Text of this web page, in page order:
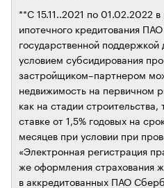
**C 15.11..2021 по 01.02.2022
ипотечного кредитования
государственной
условием субсидирования
застройщиком–партнером
недвижимость на первичном
как на стадии
ставке от 1,5% годовых на
месяцев при условии при
«Электронная регистрация
же оформления страхования
в аккредитованных ПАО